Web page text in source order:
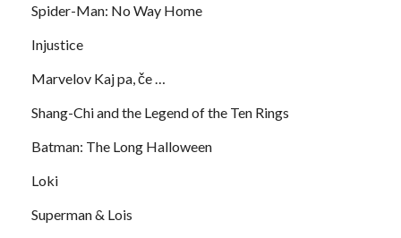
Spider-Man: No Way Home
Injustice
Marvelov Kaj pa, če …
Shang-Chi and the Legend of the Ten Rings
Batman: The Long Halloween
Loki
Superman & Lois